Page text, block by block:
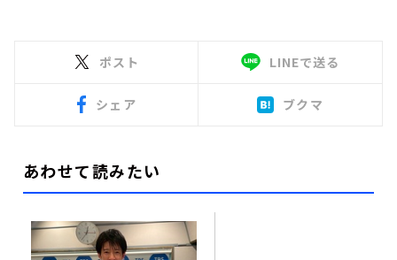
ポスト LINEで送る
シェア ブクマ
あわせて読みたい